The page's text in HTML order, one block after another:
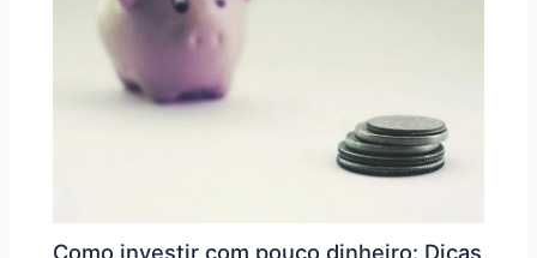
Como investir com pouco dinheiro: Dicas